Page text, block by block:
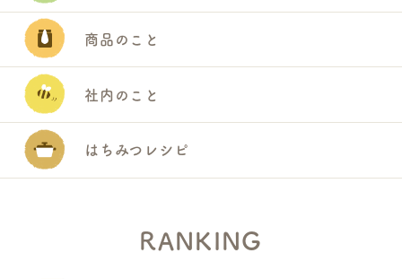
商品のこと
社内のこと
はちみつレシピ
RANKING